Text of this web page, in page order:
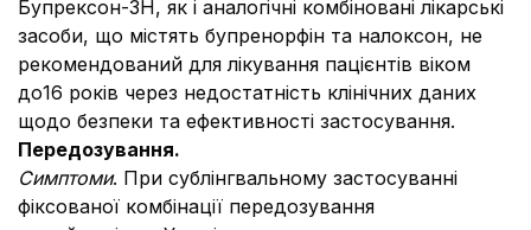
Бупрексон-ЗН, як і аналогічні комбіновані лікарські
засоби, що містять бупренорфін та налоксон, не
рекомендований для лікування пацієнтів віком
до16 років через недостатність клінічних даних
щодо безпеки та ефективності застосування.
Передозування.
Симптоми. При сублінгвальному застосуванні
фіксованої комбінації передозування